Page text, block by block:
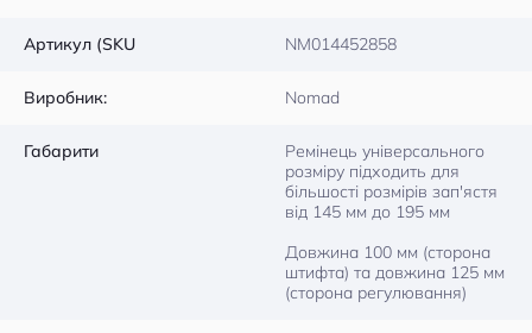
Артикул (SKU NM014452858
Виробник: Nomad
Габарити
Ремінець універсального
розміру підходить для
більшості розмірів зап'ястя
від 145 мм до 195 мм
Довжина 100 мм (сторона
штифта) та довжина 125 мм
(сторона регулювання)